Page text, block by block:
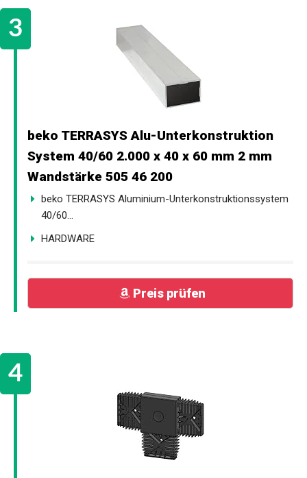
beko TERRASYS Alu-Unterkonstruktion
System 40/60 2.000 x 40 x 60 mm 2 mm
Wandstärke 505 46 200
beko TERRASYS Aluminium-Unterkonstruktionssystem
40/60...
HARDWARE
Preis prüfen